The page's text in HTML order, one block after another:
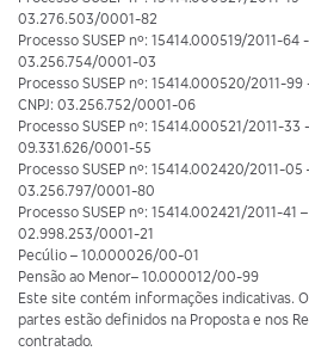
03.276.503/0001-82
Processo SUSEP nº: 15414.000519/2011-64
03.256.754/0001-03
Processo SUSEP nº: 15414.000520/2011-
CNPJ: 03.256.752/0001-06
Processo SUSEP nº: 15414.000521/2011-33
09.331.626/0001-55
Processo SUSEP nº: 15414.002420/2011-05
03.256.797/0001-80
Processo SUSEP nº: 15414.002421/2011-41
02.998.253/0001-21
Pecúlio – 10.000026/00-01
Pensão ao Menor– 10.000012/00-99
Este site contém informações indicativas.
partes estão definidos na Proposta e nos
contratado.